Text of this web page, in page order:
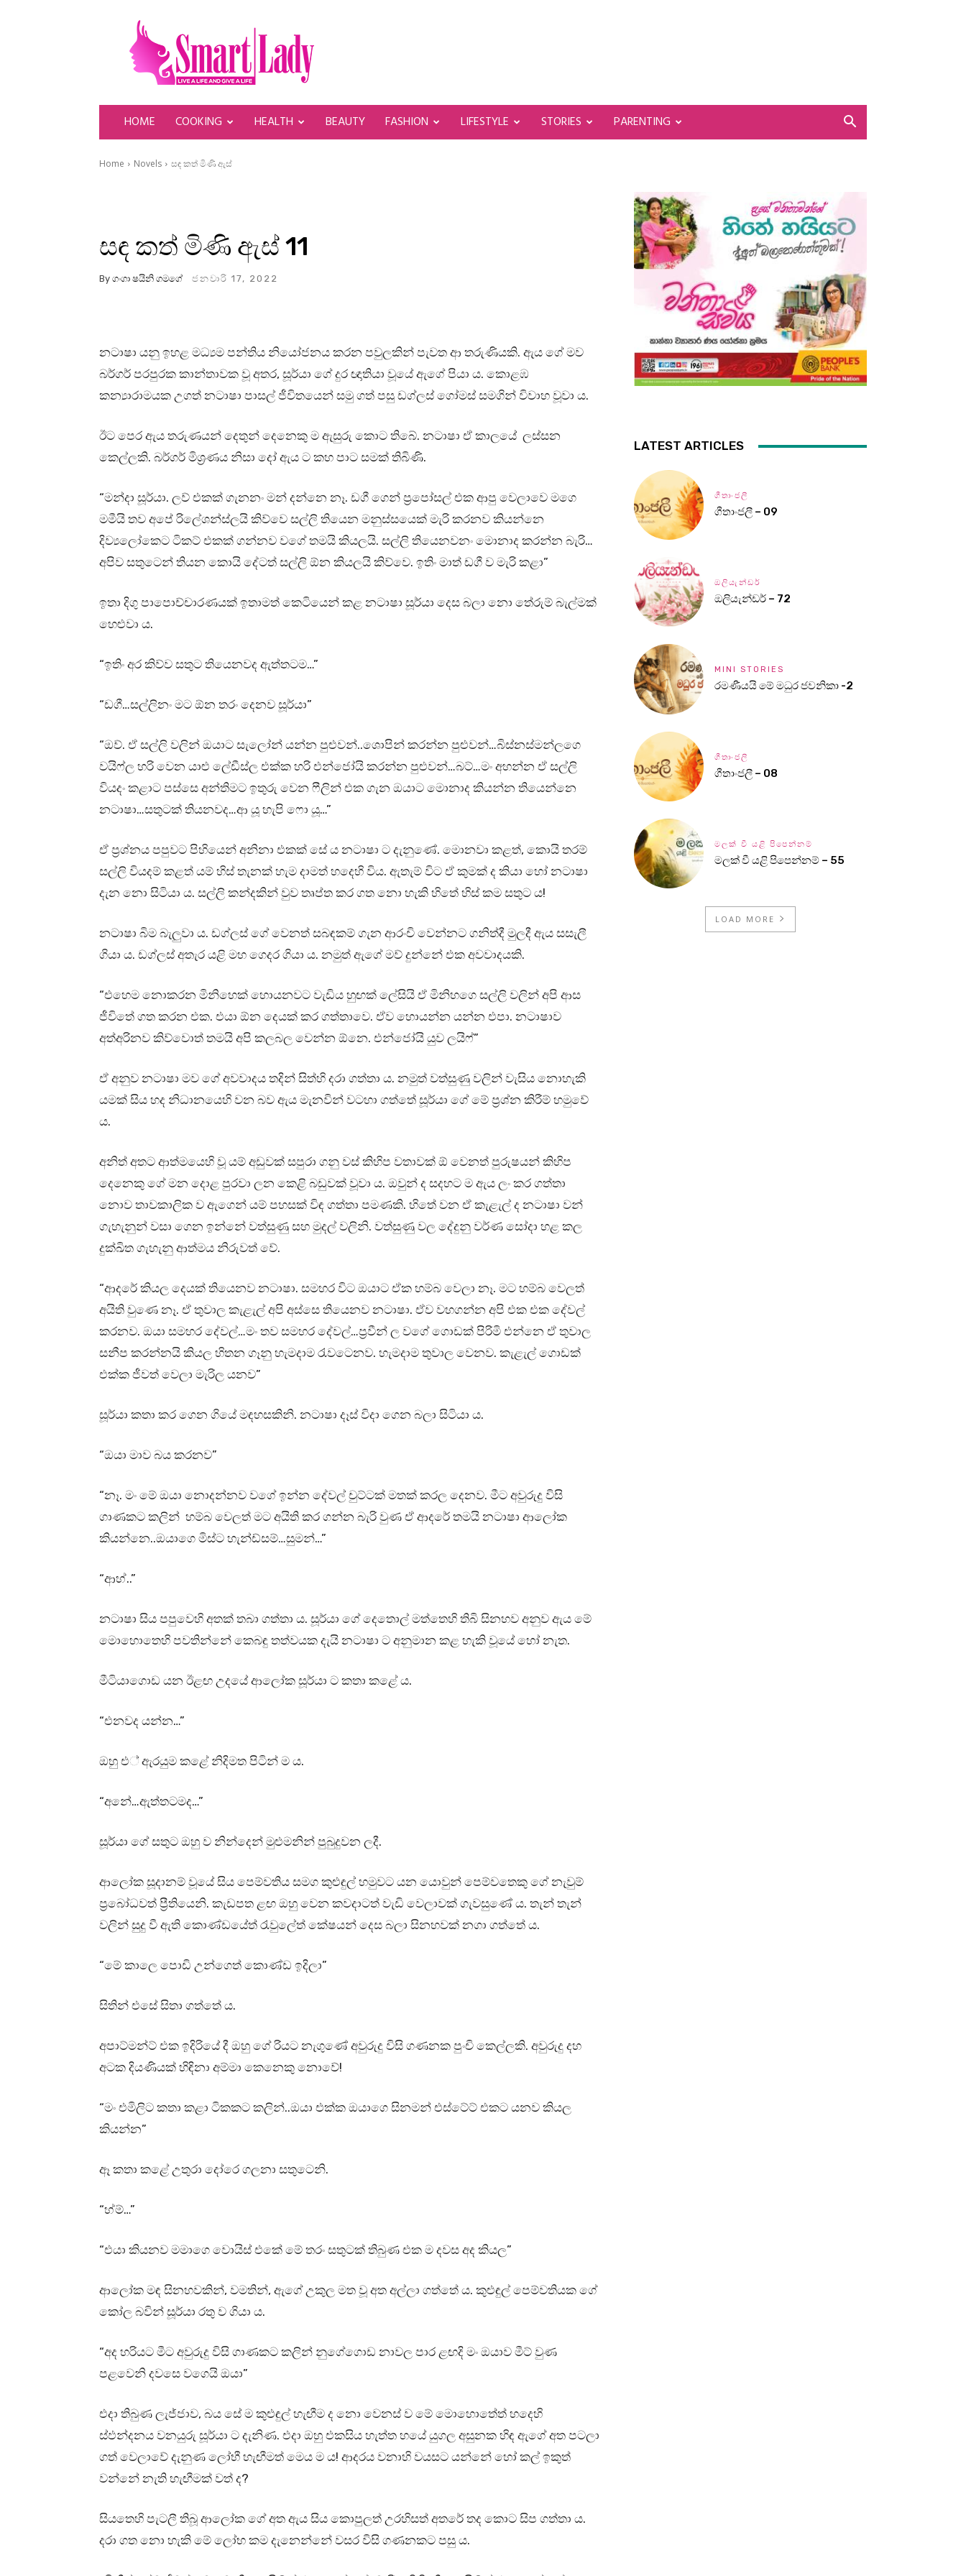
SmartLady
HOME COOKING HEALTH BEAUTY FASHION LIFESTYLE STORIES PARENTING
Home Novels සඳ කත් මිණි ඇස්
සඳ කත් මිණි ඇස් 11
By ගංගා ෂයිනි ගමගේ ජනවාරි 17, 2022
නටාෂා යනු ඉහළ මධ්‍යම පන්තිය නියෝජනය කරන පවුලකින් පැවත ආ තරුණියකි. ඇය ගේ මව
බර්ගර් පරපුරක කාන්තාවක වූ අතර, සූර්යා ගේ දුර ඥාතියා වූයේ ඇගේ පියා ය. කොළඹ
කන්‍යාරාමයක උගත් නටාෂා පාසල් ජීවිතයෙන් සමු ගත් පසු ඩග්ලස් ගෝමස් සමගින් විවාහ වූවා ය.
ඊට පෙර ඇය තරුණයන් දෙතුන් දෙනෙකු ම ඇසුරු කොට තිබේ. නටාෂා ඒ කාලයේ ලස්සන
කෙල්ලකි. බර්ගර් මිශ්‍රණය නිසා දෝ ඇය ට කහ පාට සමක් තිබිණි.
“මන්දා සූර්යා. ලව් එකක් ගැනනං මන් දන්නෙ නෑ. ඩගී ගෙන් ප්‍රපෝසල් එක ආපු වෙලාවෙ මගෙ
මමීයි තව අපේ රිලේශන්ස්ලයි කිව්වෙ සල්ලි තියෙන මනුස්සයෙක් මැරි කරනව කියන්නෙ
දිව්‍යලෝකෙට ටිකට් එකක් ගන්නව වගේ තමයි කියලයි. සල්ලි තියෙනවනං මොනාද කරන්න බැරි…
අපිව සතුටෙන් තියන කොයි දේටත් සල්ලි ඕන කියලයි කිව්වෙ. ඉතිං මාත් ඩගී ව මැරි කළා”
ඉතා දිගු පාපොච්චාරණයක් ඉතාමත් කෙටියෙන් කළ නටාෂා සූර්යා දෙස බලා නො තේරුම් බැල්මක්
හෙළුවා ය.
“ඉතිං අර කිව්ව සතුට තියෙනවද ඇත්තටම…”
“ඩගී…සල්ලිනං මට ඕන තරං දෙනව සූර්යා”
“ඔව්. ඒ සල්ලි වලින් ඔයාට සැලෝන් යන්න පුළුවන්..ශොපින් කරන්න පුළුවන්…බිස්නස්මන්ලගෙ
වයිෆ්ල හරි වෙන යාළු ලේඩීස්ල එක්ක හරි එන්ජෝයි කරන්න පුළුවන්…බට්…මං අහන්න ඒ සල්ලි
වියදං කළාට පස්සෙ අන්තිමට ඉතුරු වෙන ෆීලින් එක ගැන ඔයාට මොනාද කියන්න තියෙන්නෙ
නටාෂා…සතුටක් තියනවද…ආ යූ හැපි ෆො යූ…”
ඒ ප්‍රශ්නය පපුවට පිහියෙන් අනිනා එකක් සේ ය නටාෂා ට දැනුණේ. මොනවා කළත්, කොයි තරම්
සල්ලි වියදම් කළත් යම් හිස් තැනක් හැම දාමත් හදෙහි විය. ඇතැම් විට ඒ කුමක් ද කියා හෝ නටාෂා
දැන නො සිටියා ය. සල්ලි කන්දකින් වුව තෘප්ත කර ගත නො හැකි හිතේ හිස් කම සතුට ය!
නටාෂා බිම බැලුවා ය. ඩග්ලස් ගේ වෙනත් සබඳකම් ගැන ආරංචි වෙන්නට ගනිත්දී මුලදී ඇය සසැලී
ගියා ය. ඩග්ලස් අතැර යළි මහ ගෙදර ගියා ය. නමුත් ඇගේ මව් දුන්නේ එක අවවාදයකි.
“එහෙම නොකරන මිනිහෙක් හොයනවට වැඩිය හුඟක් ලේසියි ඒ මිනිහගෙ සල්ලි වලින් අපි ආස
ජීවිතේ ගත කරන එක. එයා ඕන දෙයක් කර ගත්තාවෙ. ඒව හොයන්න යන්න එපා. නටාෂාව
අත්අරිනව කිව්වොත් තමයි අපි කලබල වෙන්න ඕනෙ. එන්ජෝයි යුව ලයිෆ්”
ඒ අනුව නටාෂා මව ගේ අවවාදය තදින් සිත්හි දරා ගත්තා ය. නමුත් වත්සුණු වලින් වැසිය නොහැකි
යමක් සිය හද නිධානයෙහි වන බව ඇය මැනවින් වටහා ගත්තේ සූර්යා ගේ මේ ප්‍රශ්න කිරීම් හමුවේ
ය.
අනිත් අතට ආත්මයෙහි වූ යම් අඩුවක් සපුරා ගනු වස් කිහිප වතාවක් ඕ වෙනත් පුරුෂයන් කිහිප
දෙනෙකු ගේ මන දොළ පුරවා ලන කෙළි බඩුවක් වූවා ය. ඔවුන් ද සදහට ම ඇය ලං කර ගත්තා
නොව තාවකාලික ව ඇගෙන් යම් පහසක් විඳ ගත්තා පමණකි. හිතේ වන ඒ කැළැල් ද නටාෂා වන්
ගැහැනුන් වසා ගෙන ඉන්නේ වත්සුණු සහ මුදල් වලිනි. වත්සුණු වල දේදුනු වර්ණ සෝදා හළ කල
දුක්ඛිත ගැහැනු ආත්මය නිරුවත් වේ.
“ආදරේ කියල දෙයක් තියෙනව නටාෂා. සමහර විට ඔයාට ඒක හම්බ වෙලා නෑ. මට හම්බ වෙලත්
අයිති වුණෙ නෑ. ඒ තුවාල කැළැල් අපි අස්සෙ තියෙනව නටාෂා. ඒව වහගන්න අපි එක එක දේවල්
කරනව. ඔයා සමහර දේවල්…මං තව සමහර දේවල්…ප්‍රවීන් ල වගේ ගොඩක් පිරිමි එන්නෙ ඒ තුවාල
සනීප කරන්නයි කියල හිතන ගෑනු හැමදාම රැවටෙනව. හැමදාම තුවාල වෙනව. කැළැල් ගොඩක්
එක්ක ජීවත් වෙලා මැරිල යනව”
සූර්යා කතා කර ගෙන ගියේ මඳහසකිනි. නටාෂා දෑස් විදා ගෙන බලා සිටියා ය.
“ඔයා මාව බය කරනව”
“නෑ. මං මේ ඔයා නොදන්නව වගේ ඉන්න දේවල් චුට්ටක් මතක් කරල දෙනව. මීට අවුරුදු විසි
ගාණකට කලින් හම්බ වෙලත් මට අයිති කර ගන්න බැරි වුණ ඒ ආදරේ තමයි නටාෂා ආලෝක
කියන්නෙ..ඔයාගෙ මිස්ට හැන්ඩ්සම්…සුමන්…”
“ආහ්..”
නටාෂා සිය පපුවෙහි අතක් තබා ගත්තා ය. සූර්යා ගේ දෙතොල් මත්තෙහි තිබි සිනහව අනුව ඇය මේ
මොහොතෙහි පවතින්නේ කෙබඳු තත්වයක දැයි නටාෂා ට අනුමාන කළ හැකි වූයේ හෝ නැත.
මීටියාගොඩ යන ඊළඟ උදයේ ආලෝක සූර්යා ට කතා කළේ ය.
“එනවද යන්න…”
ඔහු එ් ඇරයුම කළේ නිදිමත පිටින් ම ය.
“අනේ…ඇත්තටමද…”
සූර්යා ගේ සතුට ඔහු ව නින්දෙන් මුළුමනින් පුබුදුවන ලදී.
ආලෝක සූදානම් වූයේ සිය පෙම්වතිය සමග කුළුඳුල් හමුවට යන යොවුන් පෙම්වතෙකු ගේ නැවුම්
ප්‍රබෝධවත් ප්‍රීතියෙනි. කැඩපත ළඟ ඔහු වෙන කවදාටත් වැඩි වෙලාවක් ගැවසුණේ ය. තැන් තැන්
වලින් සුදු වී ඇති කොණ්ඩයේත් රැවුලේත් කේෂයන් දෙස බලා සිනහවක් නගා ගත්තේ ය.
“මේ කාලෙ පොඩි උන්ගෙත් කොණ්ඩ ඉදිලා”
සිතින් එසේ සිතා ගත්තේ ය.
අපාට්මන්ට් එක ඉදිරියේ දී ඔහු ගේ රියට නැගුණේ අවුරුදු විසි ගණනක පුංචි කෙල්ලකි. අවුරුදු දහ
අටක දියණියක් හිඳිනා අම්මා කෙනෙකු නොවේ!
“මං එමිලිට කතා කළා ටිකකට කලින්..ඔයා එක්ක ඔයාගෙ සිනමන් එස්ටේට් එකට යනව කියල
කියන්න”
ඈ කතා කළේ උතුරා දෝරෙ ගලනා සතුටෙනි.
“හ්ම්…”
“එයා කියනව මමාගෙ වොයිස් එකේ මේ තරං සතුටක් තිබුණ එක ම දවස අද කියල”
ආලෝක මඳ සිනහවකින්, වමතින්, ඇගේ උකුල මත වූ අත අල්ලා ගත්තේ ය. කුළුඳුල් පෙම්වතියක ගේ
කෝල බවින් සූර්යා රතු ව ගියා ය.
“අද හරියට මීට අවුරුදු විසි ගාණකට කලින් නුගේගොඩ නාවල පාර ළඟදි මං ඔයාව මීට් වුණ
පළවෙනි දවසෙ වගෙයි ඔයා”
එදා තිබුණ ලැජ්ජාව, බය සේ ම කුළුඳුල් හැඟීම ද නො වෙනස් ව මේ මොහොතේත් හදෙහි
ස්ඵන්දනය වනයුරු සූර්යා ට දැනිණ. එදා ඔහු එකසිය හැත්ත හයේ යුගල අසුනක හිඳ ඇගේ අත පටලා
ගත් වෙලාවේ දැනුණ ලෝභී හැඟීමත් මෙය ම ය! ආදරය වනාහි වයසට යන්නේ හෝ කල් ඉකුත්
වන්නේ නැති හැඟීමක් වත් ද?
සියතෙහි පැටලී තිබූ ආලෝක ගේ අත ඇය සිය කොපුලත් උරහිසත් අතරේ තද කොට සිප ගත්තා ය.
දරා ගත නො හැකි මේ ලෝභ කම දැනෙන්නේ වසර විසි ගණනකට පසු ය.
LATEST ARTICLES
ගීතාංජලී
ගීතාංජලී – 09
ඔලියැන්ඩර්
ඔලියැන්ඩර් – 72
MINI STORIES
රමණීයයි මේ මධුර ජවනිකා -2
ගීතාංජලී
ගීතාංජලී – 08
මලක් වී යළි පිපෙන්නම්
මලක් වී යළි පිපෙන්නම් – 55
LOAD MORE